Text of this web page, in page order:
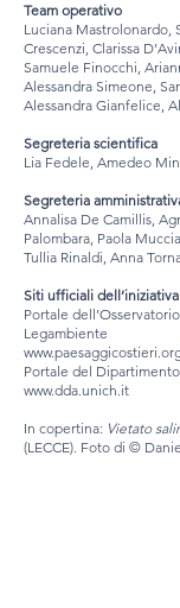
Team operativo
Luciana Mastrolonardo,
Crescenzi, Clarissa
Samuele Finocchi,
Alessandra Simeone,
Alessandra Gianfelice,
Segreteria scientifica
Lia Fedele, Amedeo
Segreteria
Annalisa De Camillis,
Palombara, Paola
Tullia Rinaldi, Anna
Siti ufficiali dell’iniziativa
Portale
Legambiente
Portale del
www.dda.unich.it
In copertina: Vietato
(LECCE). Foto di ©